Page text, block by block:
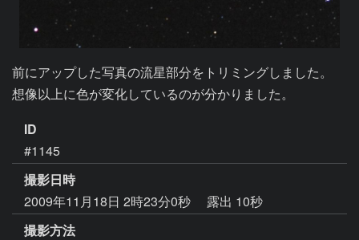
前にアップした写真の流星部分をトリミングしました。
想像以上に色が変化しているのが分かりました。
ID
#1145
撮影日時
2009年11月18日 2時23分0秒
露出 10秒
撮影方法